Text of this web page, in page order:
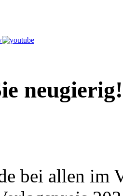
neugierig!
bei allen im